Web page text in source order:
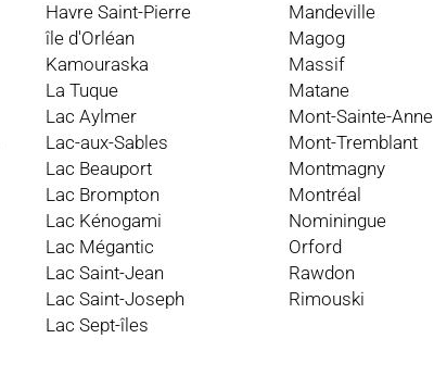
Havre Saint-Pierre
île d'Orléan
Kamouraska
La Tuque
Lac Aylmer
Lac-aux-Sables
Lac Beauport
Lac Brompton
Lac Kénogami
Lac Mégantic
Lac Saint-Jean
Lac Saint-Joseph
Lac Sept-îles
Mandeville
Magog
Massif
Matane
Mont-Sainte-Anne
Mont-Tremblant
Montmagny
Montréal
Nominingue
Orford
Rawdon
Rimouski